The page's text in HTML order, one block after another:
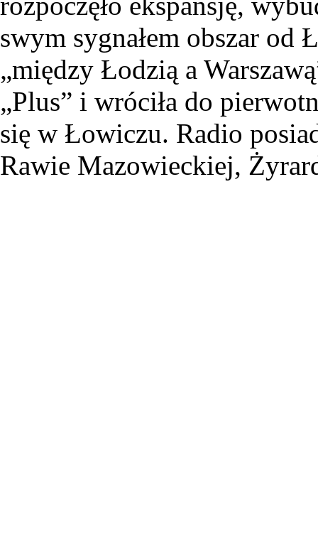
swym sygnałem obszar od
„między Łodzią a
„Plus” i wróciła do
się w Łowiczu. Radio
Rawie Mazowieckiej,